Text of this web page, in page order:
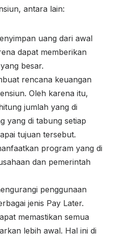
antara lain:
uang dari awal
dapat memberikan
besar.
rencana keuangan
Oleh karena itu,
jumlah yang di
yang di tabung setiap
tujuan tersebut.
program yang di
dan pemerintah
penggunaan
jenis Pay Later.
memastikan semua
lebih awal. Hal ini di